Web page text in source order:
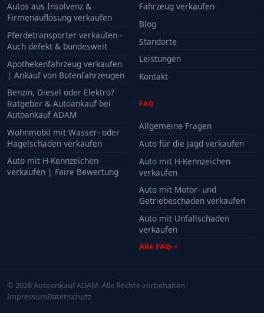
Autos aus Insolvenz &
Firmenauflösung verkaufen
Pferdetransporter verkaufen -
Auch defekt & bundesweit
Apothekenfahrzeug verkaufen
| Ankauf von Botenfahrzeugen
Benzin, Diesel oder Elektro?
Ratgeber & Autoankauf bei
Autoankauf ADAM
Wohnmobil mit Wasser- oder
Hagelschaden verkaufen
Auto mit H-Kennzeichen
verkaufen | Faire Bewertung
Fahrzeug verkaufen
Blog
Standorte
Leistungen
Kontakt
FAQ
Allgemeine Fragen
Auto für die Jagd verkaufen
Auto mit H-Kennzeichen
verkaufen
Auto mit Motor- und
Getriebeschaden verkaufen
Auto mit Unfallschaden
verkaufen
Alle FAQ
© 2026 Autoankauf ADAM. Alle Rechte vorbehalten.
ImpressumDatenschutz